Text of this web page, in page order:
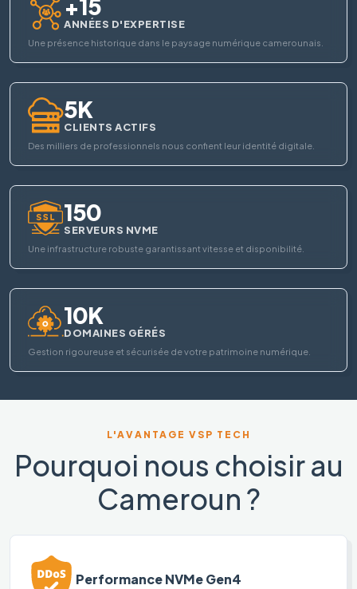
ANNÉES D'EXPERTISE
Une présence historique dans le paysage numérique camerounais.
5K
CLIENTS ACTIFS
Des milliers de professionnels nous confient leur identité digitale.
150
SERVEURS NVME
Une infrastructure robuste garantissant vitesse et disponibilité.
10K
DOMAINES GÉRÉS
Gestion rigoureuse et sécurisée de votre patrimoine numérique.
L'AVANTAGE VSP TECH
Pourquoi nous choisir au
Cameroun ?
Performance NVMe Gen4